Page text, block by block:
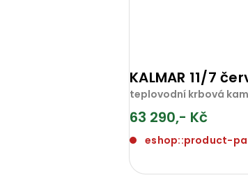
KALMAR 11/7
teplovodní krbová
63 290,- Kč
eshop::product-